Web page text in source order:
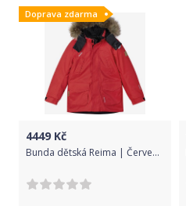
Doprava zdarma
4449 Kč
Bunda dětská Reima | Červená | Chlapecké | 158